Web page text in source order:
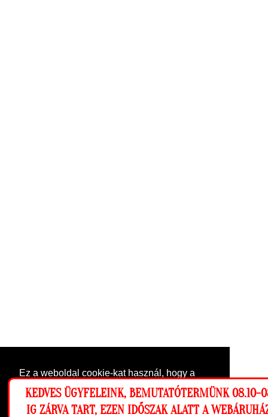
Ez a weboldal cookie-kat használ, hogy a
lehető legjobb élményt nyújtsa honlapunkon.
Beállítások
KEDVES ÜGYFELEINK, BEMUTATÓTERMÜNK 08.10-
IG ZÁRVA TART, EZEN IDŐSZAK ALATT A